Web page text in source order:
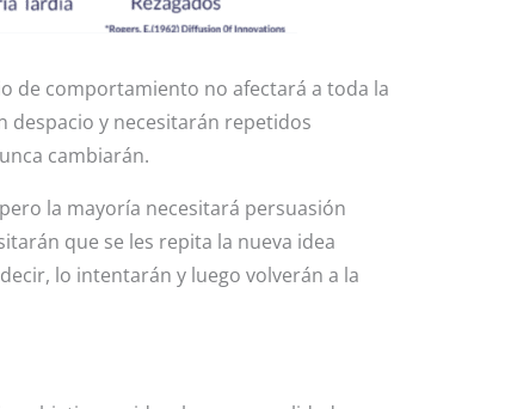
de comportamiento no afectará a toda la
y necesitarán repetidos
cambiarán.
la mayoría necesitará persuasión
que se les repita la nueva idea
lo intentarán y luego volverán a la